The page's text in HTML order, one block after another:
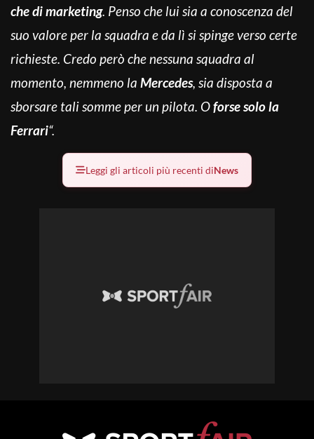
che di marketing. Penso che lui sia a conoscenza del
suo valore per la squadra e da lì si spinge verso certe
richieste. Credo però che nessuna squadra al
momento, nemmeno la Mercedes, sia disposta a
sborsare tali somme per un pilota. Oforse solo la
Ferrari“.
Leggi gli articoli più recenti diNews